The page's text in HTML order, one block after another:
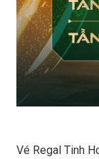
Vé Regal Tinh